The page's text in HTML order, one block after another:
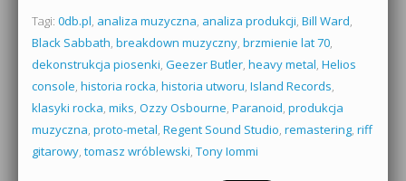
Tagi: 0db.pl, analiza muzyczna, analiza produkcji, Bill Ward,
Black Sabbath, breakdown muzyczny, brzmienie lat 70,
dekonstrukcja piosenki, Geezer Butler, heavy metal, Helios
console, historia rocka, historia utworu, Island Records,
klasyki rocka, miks, Ozzy Osbourne, Paranoid, produkcja
muzyczna, proto-metal, Regent Sound Studio, remastering, riff
gitarowy, tomasz wróblewski, Tony Iommi